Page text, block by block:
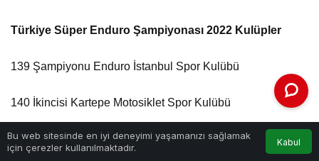
Türkiye Süper Enduro Şampiyonası 2022 Kulüpler
139 Şampiyonu Enduro İstanbul Spor Kulübü
140 İkincisi Kartepe Motosiklet Spor Kulübü
141 Üçüncüsü İznik Motosiklet Kulübü Derneği
Bu web sitesinde en iyi deneyimi yaşamanızı sağlamak
için çerezler kullanılmaktadır.
Kabul